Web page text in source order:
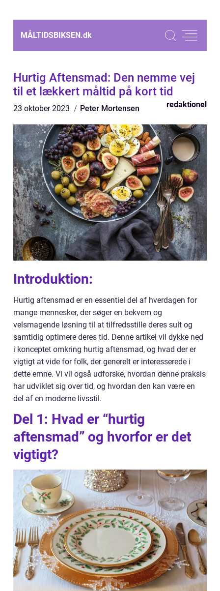
MÅLTIDSBIKSEN.dk
Hurtig Aftensmad: Den nemme vej
til et lækkert måltid på kort tid
23 oktober 2023 Peter Mortensen redaktionel
Introduktion:
Hurtig aftensmad er en essentiel del af hverdagen for
mange mennesker, der søger en bekvem og
velsmagende løsning til at tilfredsstille deres sult og
samtidig optimere deres tid. Denne artikel vil dykke ned
i konceptet omkring hurtig aftensmad, og hvad der er
vigtigt at vide for folk, der generelt er interesserede i
dette emne. Vi vil også udforske, hvordan denne praksis
har udviklet sig over tid, og hvordan den kan være en
del af en moderne livsstil.
Del 1: Hvad er “hurtig
aftensmad” og hvorfor er det
vigtigt?